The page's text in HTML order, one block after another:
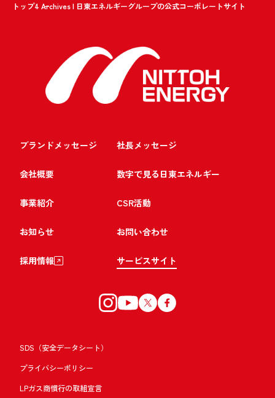
トップ4 Archives | 日東エネルギーグループの公式コーポレートサイト
ブランドメッセージ 社長メッセージ
会社概要 数字で見る日東エネルギー
事業紹介 CSR活動
お知らせ お問い合わせ
採用情報 サービスサイト
SDS（安全データシート）
プライバシーポリシー
LPガス商慣行の取組宣言